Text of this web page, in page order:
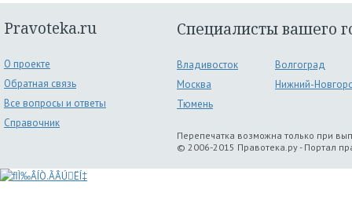
Pravoteka.ru
О проекте
Обратная связь
Все вопросы и ответы
Справочник
Специалисты вашего
Владивосток
Волгоград
Москва
Нижний-
Тюмень
Перепечатка возможна только при
© 2006-2015 Правотека.ру - Портал